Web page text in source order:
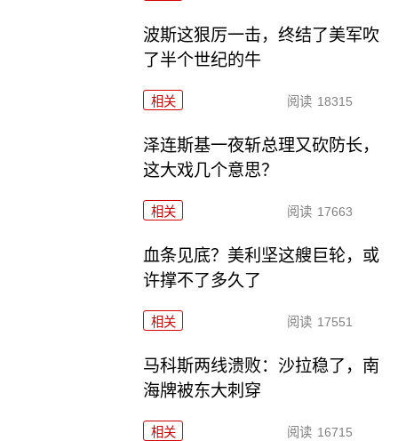
波斯这狠厉一击，终结了美军吹
了半个世纪的牛
相关 阅读 18315
泽连斯基一夜斩总理又砍防长，
这大戏几个意思？
相关 阅读 17663
血条见底？美利坚这艘巨轮，或
许撑不了多久了
相关 阅读 17551
马科斯两线溃败：沙拉稳了，南
海牌被东大刺穿
相关 阅读 16715